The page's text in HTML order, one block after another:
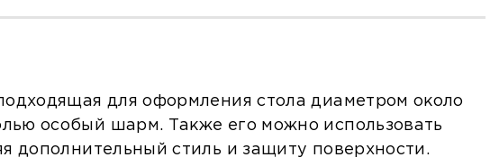
для оформления стола диаметром около
особый шарм. Также его можно использовать
дополнительный стиль и защиту поверхности.